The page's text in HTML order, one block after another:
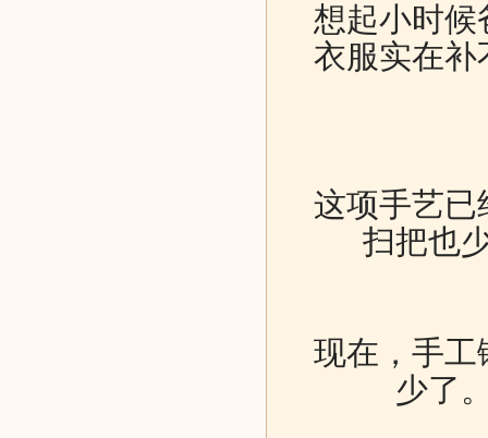
想起小时候
衣服实在补
这项手艺已
扫把也
现在，手工
少了